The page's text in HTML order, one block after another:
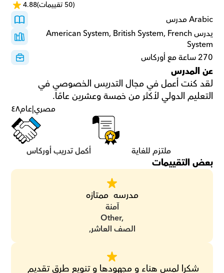
4.88 (50 تقييمات)
Arabic مدرس
يدرسAmerican System, British System, French
System
270 ساعة مع أوركاس
عن المدرس
التعليم الدولي لأكثر من خمسة وعشرين عامًا.
٤٨عام|مصري
ملتزم للغاية أكمل تدريب أوركاس
بعض التقييمات
مدرسه  ممتازه
آمنة
الصف العاشر,
Other,